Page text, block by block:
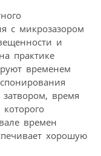
и
практике
временем
затвором, время
времен
хорошую